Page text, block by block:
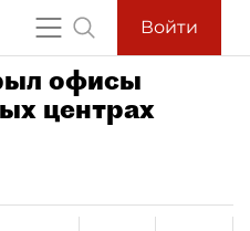
Войти
офисы
центрах